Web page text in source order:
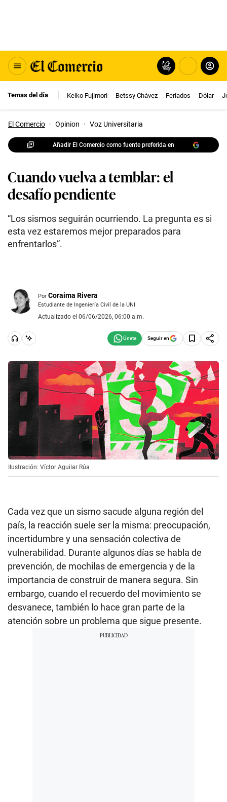
Temas del día Keiko Fujimori Betssy Chávez Feriados Dólar
El Comercio · Opinion · Voz Universitaria
Añadir El Comercio como fuente preferida en
Cuando vuelva a temblar: el
desafío pendiente
“Los sismos seguirán ocurriendo. La pregunta es si
esta vez estaremos mejor preparados para
enfrentarlos”.
Por Coraima Rivera
Estudiante de Ingeniería Civil de la UNI
Actualizado el 06/06/2026, 06:00 a.m.
Seguir en
Ilustración: Víctor Aguilar Rúa
Cada vez que un sismo sacude alguna región del
país, la reacción suele ser la misma: preocupación,
incertidumbre y una sensación colectiva de
vulnerabilidad. Durante algunos días se habla de
prevención, de mochilas de emergencia y de la
importancia de construir de manera segura. Sin
embargo, cuando el recuerdo del movimiento se
desvanece, también lo hace gran parte de la
atención sobre un problema que sigue presente.